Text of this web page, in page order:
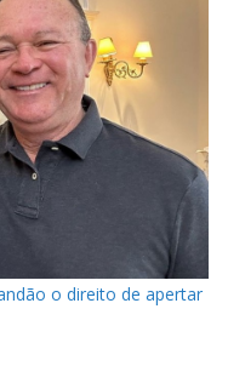
o direito de apertar